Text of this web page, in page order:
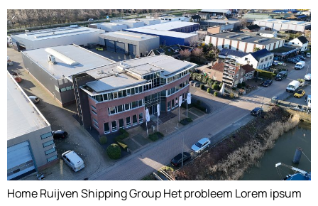
Home Ruijven Shipping Group Het probleem Lorem ipsum